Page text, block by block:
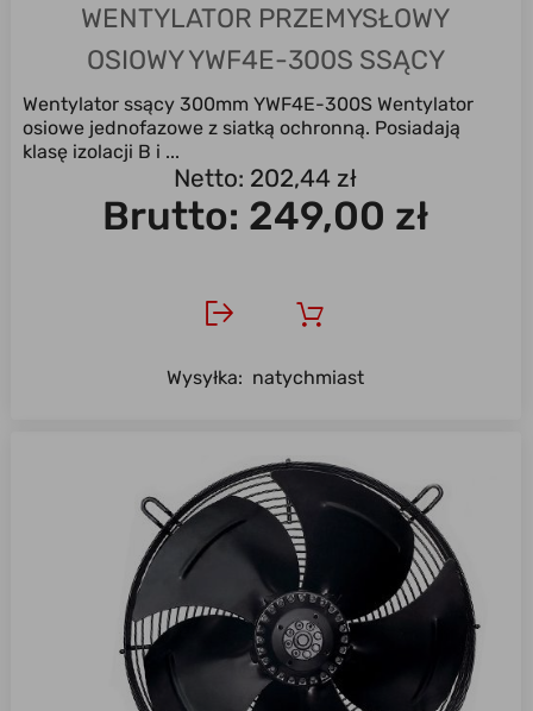
WENTYLATOR PRZEMYSŁOWY
OSIOWY YWF4E-300S SSĄCY
Wentylator ssący 300mm YWF4E-300S Wentylator
osiowe jednofazowe z siatką ochronną. Posiadają
klasę izolacji B i ...
Netto: 202,44 zł
Brutto: 249,00 zł
Wysyłka: natychmiast